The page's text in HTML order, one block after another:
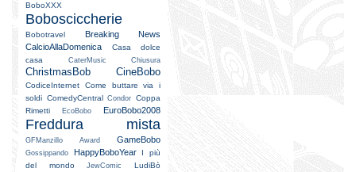
BoboXXX
Bobosciccherie
Bobotravel
Breaking News
CalcioAllaDomenica
Casa dolce
casa
CaterMusic Chiusura
ChristmasBob CineBobo
CodiceInternet
Come buttare via i
soldi ComedyCentral Condor
Coppa
Rimetti
EcoBobo EuroBobo2008
Freddura mista
GFManzillo Award GameBobo
Gossippando HappyBoboYear
I più
del mondo
JewComic LudiBò